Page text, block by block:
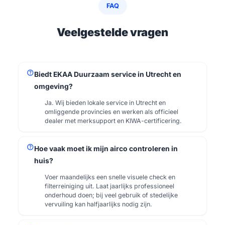
FAQ
Veelgestelde vragen
helpBiedt EKAA Duurzaam service in Utrecht en
omgeving?
Ja. Wij bieden lokale service in Utrecht en
omliggende provincies en werken als officieel
dealer met merksupport en KIWA-certificering.
helpHoe vaak moet ik mijn airco controleren in
huis?
Voer maandelijks een snelle visuele check en
filterreiniging uit. Laat jaarlijks professioneel
onderhoud doen; bij veel gebruik of stedelijke
vervuiling kan halfjaarlijks nodig zijn.